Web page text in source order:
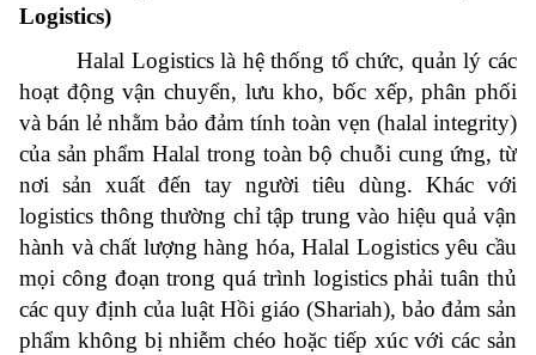
Logistics)
Halal Logistics là hệ thống tổ chức, quản lý các
hoạt động vận chuyển, lưu kho, bốc xếp, phân phối
và bán lẻ nhằm bảo đảm tính toàn vẹn (halal integrity)
của sản phẩm Halal trong toàn bộ chuỗi cung ứng, từ
nơi sản xuất đến tay người tiêu dùng. Khác với
logistics thông thường chỉ tập trung vào hiệu quả vận
hành và chất lượng hàng hóa, Halal Logistics yêu cầu
mọi công đoạn trong quá trình logistics phải tuân thủ
các quy định của luật Hồi giáo (Shariah), bảo đảm sản
phẩm không bị nhiễm chéo hoặc tiếp xúc với các sản